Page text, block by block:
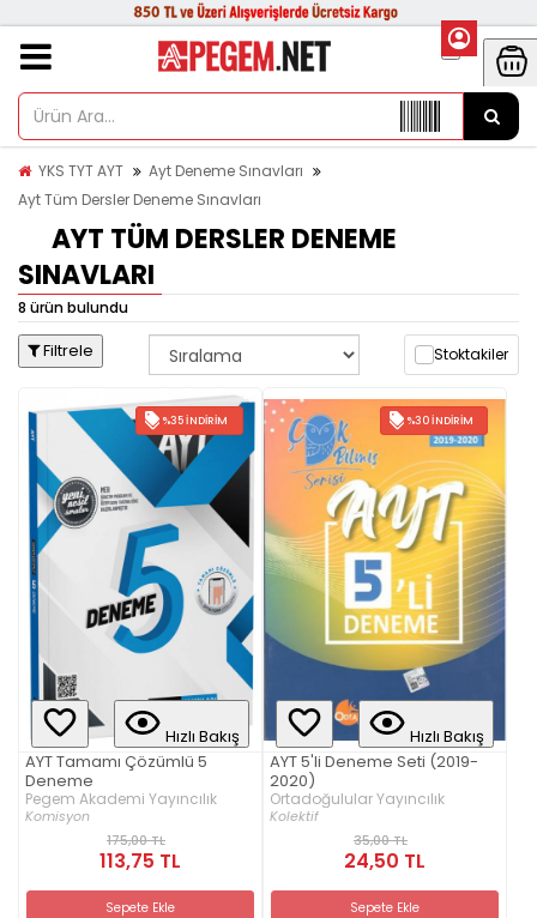
YKS TYT AYT
Ayt Deneme Sınavları
Ayt Tüm Dersler Deneme Sınavları
AYT TÜM DERSLER DENEME
SINAVLARI
8 ürün bulundu
Filtrele Stoktakiler
%35 İNDIRIM
Hızlı Bakış
AYT Tamamı Çözümlü 5
Deneme
Pegem Akademi Yayıncılık
Komisyon
175,00 TL
113,75 TL
Sepete Ekle
%30 İNDIRIM
Hızlı Bakış
AYT 5'li Deneme Seti (2019-
2020)
Ortadoğulular Yayıncılık
Kolektif
35,00 TL
24,50 TL
Sepete Ekle